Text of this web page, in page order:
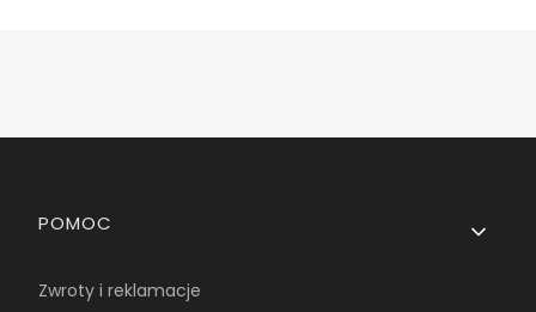
Linki w stopce
POMOC
Zwroty i reklamacje